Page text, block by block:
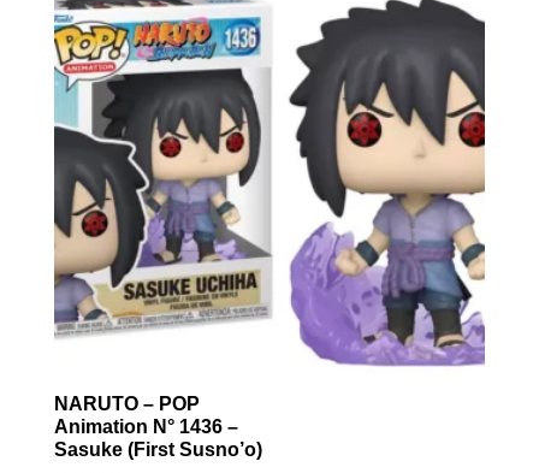
29.99 €.24.99 €.
NARUTO – POP
Animation N° 1436 –
Sasuke (First Susno’o)